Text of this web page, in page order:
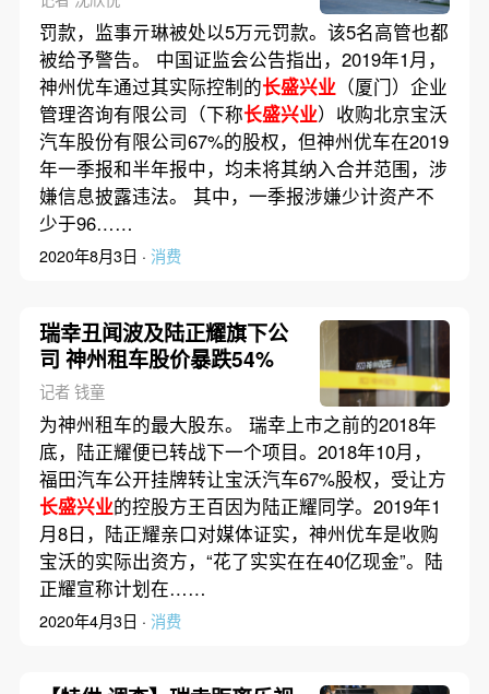
罚款，监事亓琳被处以5万元罚款。该5名高管也都
被给予警告。 中国证监会公告指出，2019年1月，
神州优车通过其实际控制的长盛兴业 （厦门）企业
管理咨询有限公司（下称长盛兴业）收购北京宝沃
汽车股份有限公司67%的股权，但神州优车在2019
年一季报和半年报中，均未将其纳入合并范围，涉
嫌信息披露违法。 其中，一季报涉嫌少计资产不
少于96……
2020年8月3日 · 消费
瑞幸丑闻波及陆正耀旗下公
司 神州租车股价暴跌54%
记者 钱童
为神州租车的最大股东。 瑞幸上市之前的2018年
底，陆正耀便已转战下一个项目。2018年10月，
福田汽车公开挂牌转让宝沃汽车67%股权，受让方
长盛兴业的控股方王百因为陆正耀同学。2019年1
月8日，陆正耀亲口对媒体证实，神州优车是收购
宝沃的实际出资方，“花了实实在在40亿现金”。陆
正耀宣称计划在……
2020年4月3日 · 消费